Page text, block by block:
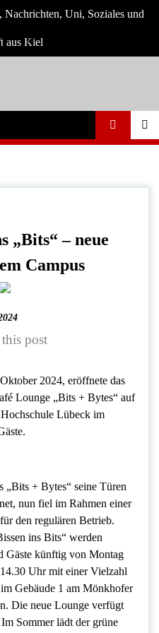
Uni, Soziales und
aus Kiel
aus Kiel und
„Bits“ – neue
Campus
this post
2024, eröffnete das
Lounge „Bits + Bytes“ auf
Lübeck im
„Bits + Bytes“ seine Türen
nun fiel im Rahmen einer
den regulären Betrieb.
ins Bits“ werden
Gäste künftig von Montag
Uhr mit einer Vielzahl
Gebäude 1 am Mönkhofer
Die neue Lounge verfügt
Sommer lädt der grüne